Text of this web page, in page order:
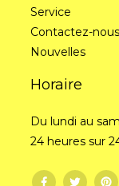
Service
Contactez-nous
Nouvelles
Horaire
Du lundi au
24 heures sur